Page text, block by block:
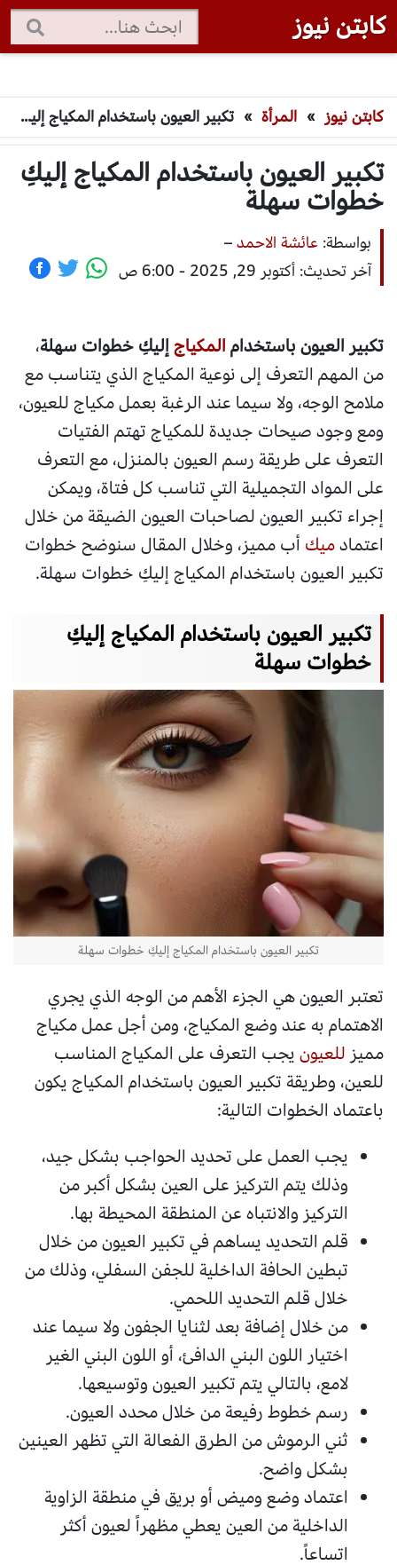
كابتن نيوز
كابتن نيوز » المرأة » تكبير العيون باستخدام المكياج إليكِ خطوات سهلة
تكبير العيون باستخدام المكياج إليكِ
خطوات سهلة
بواسطة: عائشة الاحمد–
آخر تحديث: أكتوبر 29, 2025 - 6:00 ص
تكبير العيون باستخدامالمكياجإليكِ خطوات سهلة،
من المهم التعرف إلى نوعية المكياج الذي يتناسب مع
ملامح الوجه، ولا سيما عند الرغبة بعمل مكياج للعيون،
ومع وجود صيحات جديدة للمكياج تهتم الفتيات
التعرف على طريقة رسم العيون بالمنزل، مع التعرف
على المواد التجميلية التي تناسب كل فتاة، ويمكن
إجراء تكبير العيون لصاحبات العيون الضيقة من خلال
اعتمادميك أب مميز، وخلال المقال سنوضح خطوات
تكبير العيون باستخدام المكياج إليكِ خطوات سهلة.
تكبير العيون باستخدام المكياج إليكِ
خطوات سهلة
تكبير العيون باستخدام المكياج إليكِ خطوات سهلة
تعتبر العيون هي الجزء الأهم من الوجه الذي يجري
الاهتمام به عند وضع المكياج، ومن أجل عمل مكياج
مميز للعيونيجب التعرف على المكياج المناسب
للعين، وطريقة تكبير العيون باستخدام المكياج يكون
باعتماد الخطوات التالية:
يجب العمل على تحديد الحواجب بشكل جيد،
وذلك يتم التركيز على العين بشكل أكبر من
التركيز والانتباه عن المنطقة المحيطة بها.
قلم التحديد يساهم في تكبير العيون من خلال
تبطين الحافة الداخلية للجفن السفلي، وذلك من
خلال قلم التحديد اللحمي.
من خلال إضافة بعد لثنايا الجفون ولا سيما عند
اختيار اللون البني الدافئ، أو اللون البني الغير
لامع، بالتالي يتم تكبير العيون وتوسيعها.
رسم خطوط رفيعة من خلال محدد العيون.
ثني الرموش من الطرق الفعالة التي تظهر العينين
بشكل واضح.
اعتماد وضع وميض أو بريق في منطقة الزاوية
الداخلية من العين يعطي مظهراً لعيون أكثر
اتساعاً.